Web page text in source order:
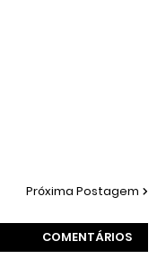
Próxima Postagem
COMENTÁRIOS